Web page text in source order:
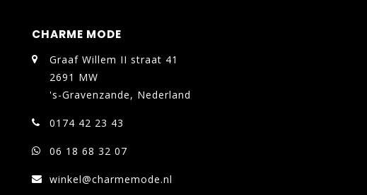
CHARME MODE
Graaf Willem II straat 41
2691 MW
's-Gravenzande, Nederland
0174 42 23 43
06 18 68 32 07
winkel@charmemode.nl